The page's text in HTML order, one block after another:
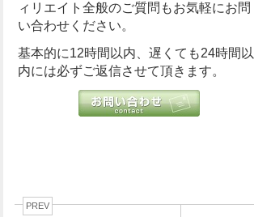
ィリエイト全般のご質問もお気軽にお問
い合わせください。
基本的に12時間以内、遅くても24時間以
内には必ずご返信させて頂きます。
PREV